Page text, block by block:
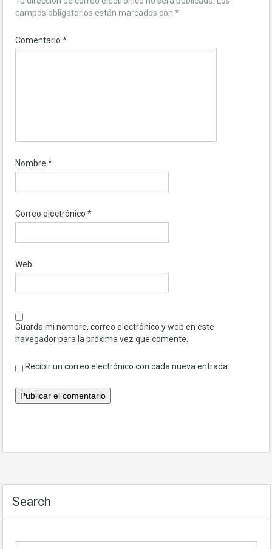
campos obligatorios están marcados con *
Comentario *
Nombre *
Correo electrónico *
Web
Guarda mi nombre, correo electrónico y web en este
navegador para la próxima vez que comente.
Recibir un correo electrónico con cada nueva entrada.
Search